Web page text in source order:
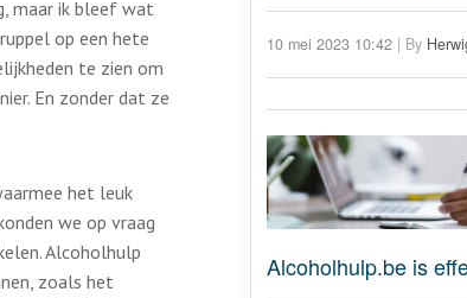
maar ik bleef wat
op een hete
te zien om
En zonder dat ze
het leuk
we op vraag
Alcoholhulp
zoals het
10 mei 2023 10:42 | By
Alcoholhulp.be is